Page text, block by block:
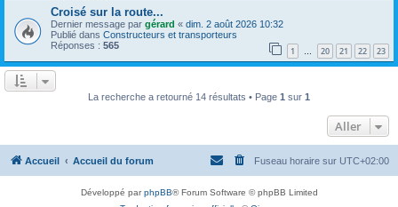
Croisé sur la route...
Dernier message par gérard « dim. 2 août 2026 10:32
Publié dans Constructeurs et transporteurs
Réponses : 565 1 … 20 21 22 23
La recherche a retourné 14 résultats • Page 1 sur 1
Aller
Accueil Accueil du forum Fuseau horaire sur UTC+02:00
Développé parphpBB® Forum Software © phpBB Limited